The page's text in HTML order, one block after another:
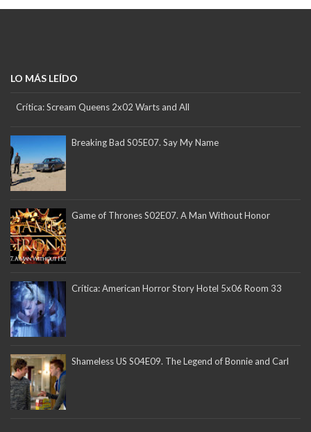
LO MÁS LEÍDO
Crítica: Scream Queens 2x02 Warts and All
Breaking Bad S05E07. Say My Name
Game of Thrones S02E07. A Man Without Honor
Crítica: American Horror Story Hotel 5x06 Room 33
Shameless US S04E09. The Legend of Bonnie and Carl